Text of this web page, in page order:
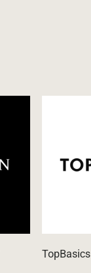
TopBasics